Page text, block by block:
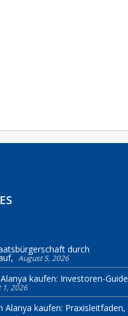
durch
August 5, 2026
kaufen: Investoren-Guide
1, 2026
Alanya kaufen: Praxisleitfaden